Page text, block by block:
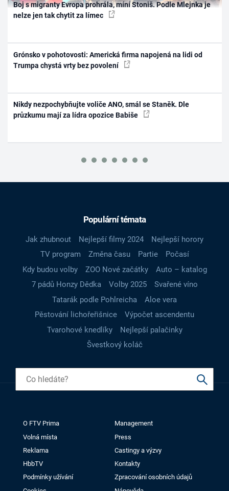
Boj s migranty Evropa prohrála, míní Stoniš. Podle Mlejnka je
nelze jen tak chytit za límec
Grónsko v pohotovosti: Americká firma napojená na lidi od
Trumpa chystá vrty bez povolení
Nikdy nezpochybňujte voliče ANO, smál se Staněk. Dle
průzkumu mají za lídra opozice Babiše
Populární témata
Jak zhubnout Nejlepší filmy 2024
Nejlepší horory
TV program
Změna času Partie
Počasí
Kdy budou volby
ZOO Nové začátky
Auto – katalog
7 pádů Honzy Dědka
Volby 2025
Svařené víno
Tatarák podle Pohlreicha
Aloe vera
Pěstování lichořeřišnice
Výpočet ascendentu
Tvarohové knedlíky
Nejlepší palačinky
Švestkový koláč
O FTV Prima
Management
Volná místa
Press
Reklama
Castingy a výzvy
HbbTV
Kontakty
Podmínky užívání
Zpracování osobních údajů